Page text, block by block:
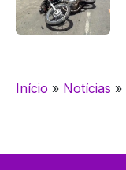
Início » Notícias »